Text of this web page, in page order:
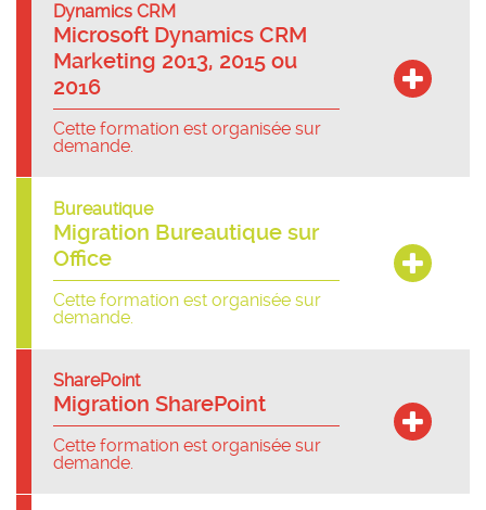
Dynamics CRM
Microsoft Dynamics CRM
Marketing 2013, 2015 ou
2016
Cette formation est organisée sur
demande.
Bureautique
Migration Bureautique sur
Office
Cette formation est organisée sur
demande.
SharePoint
Migration SharePoint
Cette formation est organisée sur
demande.